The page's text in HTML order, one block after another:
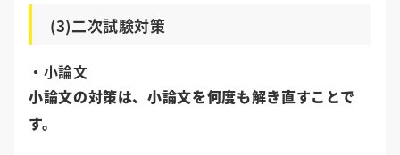
(3)二次試験対策
・小論文
小論文の対策は、小論文を何度も解き直すことで
す。